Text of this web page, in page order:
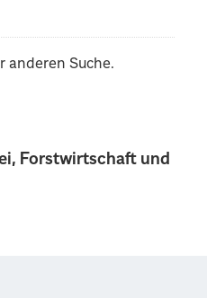
Forstwirtschaft und
anderen Suche.